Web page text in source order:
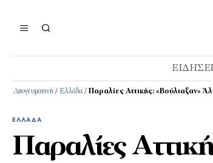
Απογευματινή / Ελλάδα / Παραλίες Αττικής: «Βούλιαξαν»
ΕΛΛΆΔΑ
Παραλίες